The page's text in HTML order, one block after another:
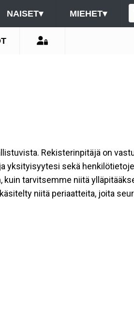
NAISET▾ MIEHET▾
Rekisterinpitäjä on
yksityisyytesi sekä
kuin tarvitsemme niitä
niitä periaatteita, joita